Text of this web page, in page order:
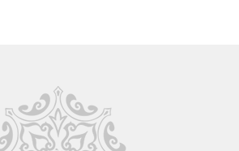
MENU
SALLYS-TO-GO